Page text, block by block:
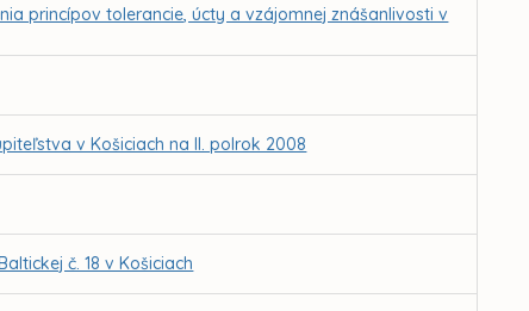
princípov tolerancie, úcty a vzájomnej znášanlivosti v
v Košiciach na II. polrok 2008
č. 18 v Košiciach